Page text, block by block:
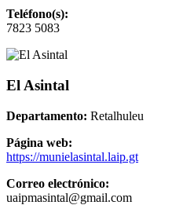
Teléfono(s):
7823 5083
El Asintal
Departamento: Retalhuleu
Página web:
https://munielasintal.laip.gt
Correo electrónico:
uaipmasintal@gmail.com